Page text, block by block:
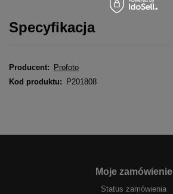
Specyfikacja
Producent: Profoto
Kod produktu: P201808
Moje zamówienie
Status zamówienia